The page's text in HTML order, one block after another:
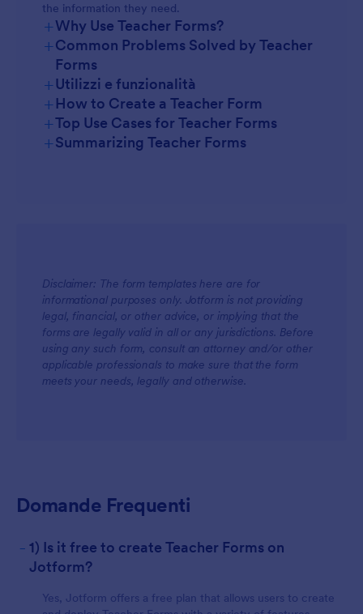
the information they need.
+Why Use Teacher Forms?
+Common Problems Solved by Teacher
Forms
+Utilizzi e funzionalità
+How to Create a Teacher Form
+Top Use Cases for Teacher Forms
For Managers
For Teams
+Summarizing Teacher Forms
Disclaimer: The form templates here are for
informational purposes only. Jotform is not providing
legal, financial, or other advice, or implying that the
forms are legally valid in all or any jurisdictions. Before
using any such form, consult an attorney and/or other
applicable professionals to make sure that the form
meets your needs, legally and otherwise.
Domande Frequenti
- 1) Is it free to create Teacher Forms on
Jotform?
Yes, Jotform offers a free plan that allows users to create